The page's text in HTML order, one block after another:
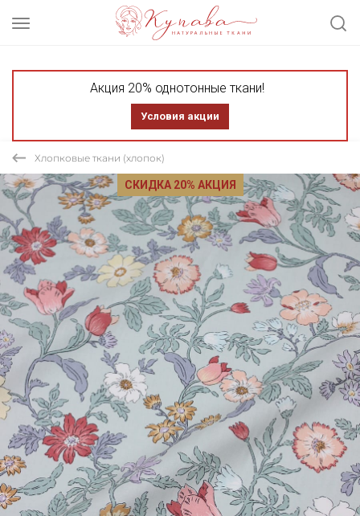
Акция 20% однотонные ткани!
Условия акции
Хлопковые ткани (хлопок)
СКИДКА 20% АКЦИЯ